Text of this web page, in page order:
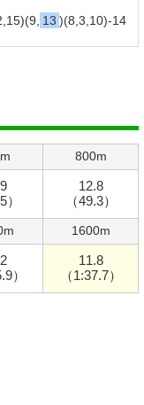
13 )(8,3,10)-14
）
800m
12.8
（49.3）
）
1600m
11.8
（1:37.7）